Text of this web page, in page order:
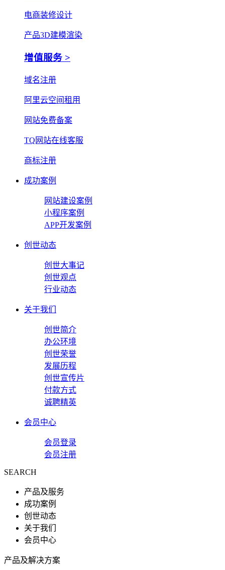
电商装修设计
产品3D建模渲染
增值服务 >
域名注册
阿里云空间租用
网站免费备案
TQ网站在线客服
商标注册
成功案例
网站建设案例
小程序案例
APP开发案例
创世动态
创世大事记
创世观点
行业动态
关于我们
创世简介
办公环境
创世荣誉
发展历程
创世宣传片
付款方式
诚聘精英
会员中心
会员登录
会员注册
SEARCH
产品及服务
成功案例
创世动态
关于我们
会员中心
产品及解决方案